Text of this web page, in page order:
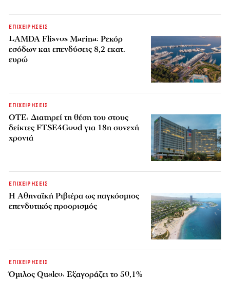
ΕΠΙΧΕΙΡΗΣΕΙΣ
LAMDA Flisvos Marina: Ρεκόρ
εσόδων και επενδύσεις 8,2 εκατ.
ευρώ
ΕΠΙΧΕΙΡΗΣΕΙΣ
ΟΤΕ: Διατηρεί τη θέση του στους
δείκτες FTSE4Good για 18η συνεχή
χρονιά
ΕΠΙΧΕΙΡΗΣΕΙΣ
Η Αθηναϊκή Ριβιέρα ως παγκόσμιος
επενδυτικός προορισμός
ΕΠΙΧΕΙΡΗΣΕΙΣ
Όμιλος Qualco: Εξαγοράζει το 50,1%